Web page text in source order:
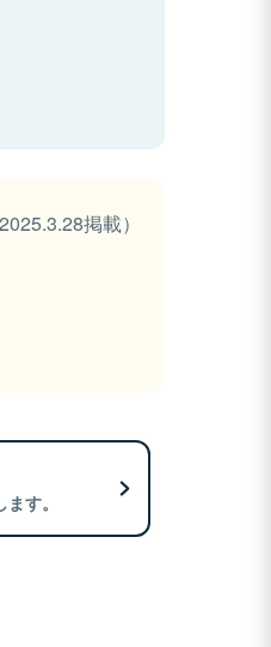
2025.3.28掲載）
す。